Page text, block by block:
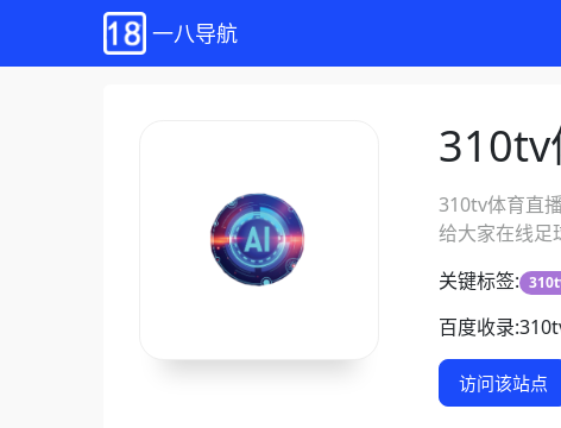
一八导航
310tv
310tv体育直
给大家在线足
关键标签:
百度收录:
访问该站点